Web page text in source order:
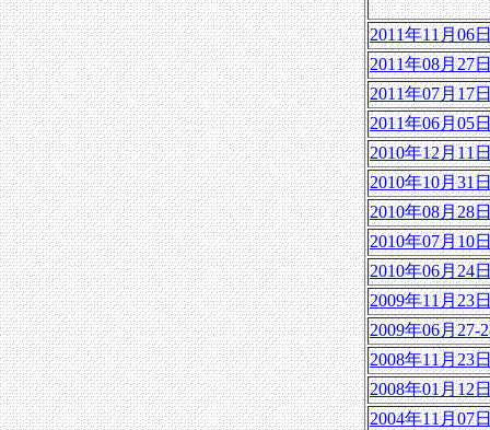
2011年11月06
2011年08月27
2011年07月17
2011年06月05
2010年12月11
2010年10月31
2010年08月28
2010年07月10
2010年06月24
2009年11月23
2009年06月27-
2008年11月23
2008年01月12
2004年11月07